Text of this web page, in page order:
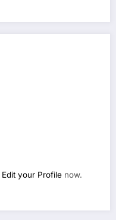
Edit your Profile now.